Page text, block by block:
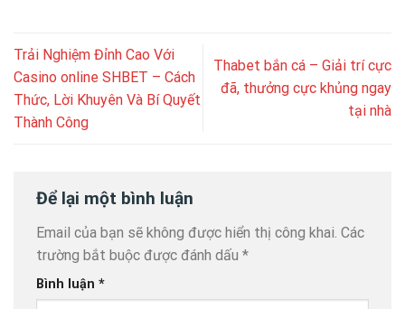
Trải Nghiệm Đỉnh Cao Với
Casino online SHBET – Cách
Thức, Lời Khuyên Và Bí Quyết
Thành Công
Thabet bắn cá – Giải trí cực
đã, thưởng cực khủng ngay
tại nhà
Để lại một bình luận
Email của bạn sẽ không được hiển thị công khai. Các
trường bắt buộc được đánh dấu *
Bình luận *